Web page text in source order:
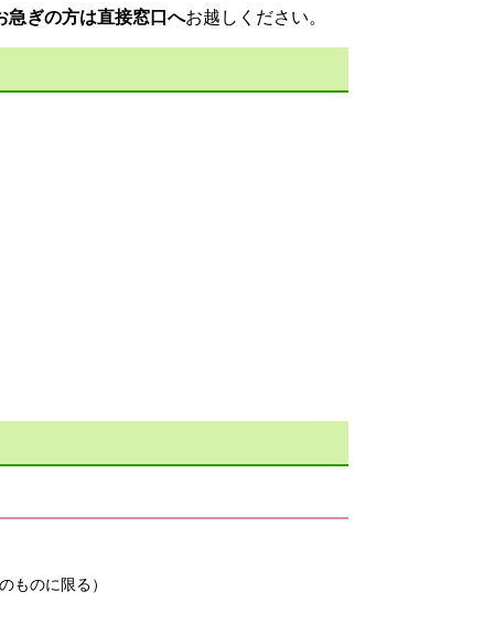
急ぎの方は直接窓口へお越しください。
ものに限る）